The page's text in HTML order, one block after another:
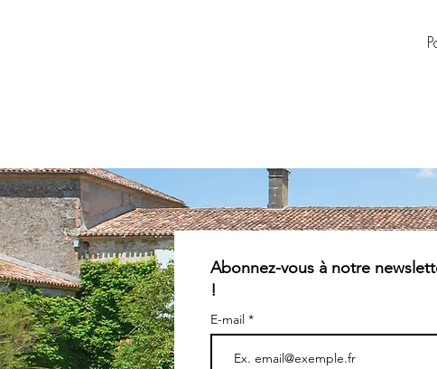
Abonnez-vous à notre
!
E-mail